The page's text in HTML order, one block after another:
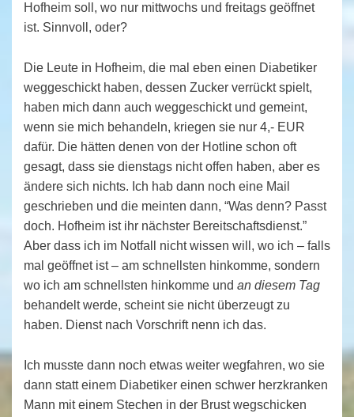
Hofheim soll, wo nur mittwochs und freitags geöffnet
ist. Sinnvoll, oder?
Die Leute in Hofheim, die mal eben einen Diabetiker
weggeschickt haben, dessen Zucker verrückt spielt,
haben mich dann auch weggeschickt und gemeint,
wenn sie mich behandeln, kriegen sie nur 4,- EUR
dafür. Die hätten denen von der Hotline schon oft
gesagt, dass sie dienstags nicht offen haben, aber es
ändere sich nichts. Ich hab dann noch eine Mail
geschrieben und die meinten dann, “Was denn? Passt
doch. Hofheim ist ihr nächster Bereitschaftsdienst.”
Aber dass ich im Notfall nicht wissen will, wo ich – falls
mal geöffnet ist – am schnellsten hinkomme, sondern
wo ich am schnellsten hinkomme und an diesem Tag
behandelt werde, scheint sie nicht überzeugt zu
haben. Dienst nach Vorschrift nenn ich das.
Ich musste dann noch etwas weiter wegfahren, wo sie
dann statt einem Diabetiker einen schwer herzkranken
Mann mit einem Stechen in der Brust wegschicken